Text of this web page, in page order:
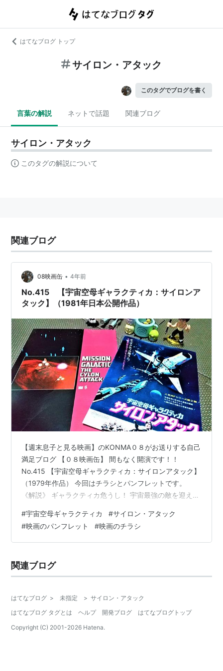
はてなブログ トップ
サイロン・アタック
このタグでブログを書く
言葉の解説 ネットで話題 関連ブログ
サイロン・アタック
このタグの解説について
関連ブログ
08映画缶 • 4年前
No.415 【宇宙空母ギャラクティカ：サイロンア
タック】（1981年日本公開作品）
【週末息子と見る映画】のKONMA０８がお送りする自己
満足ブログ 【０８映画缶】 間もなく開演です！！
No.415 【宇宙空母ギャラクティカ：サイロンアタック】
（1979年作品） 今回はチラシとパンフレットです。
《解説》 ギャラクティカ危うし！ 宇宙最強の敵を迎えて
はあるか！ 広大な宇宙の果て――１千年に及ぶ人類と機
械人間サイロン帝国との戦争の結果、人間に残されたの
は宇宙空母ギャラクティカを中心とした宇宙コンボイ軍
う先祖を同じくする水色の惑星《地球》に向かって旅立
った。だが彼らの前には再び…
#宇宙空母ギャラクティカ #サイロン・アタック
#映画のパンフレット #映画のチラシ
関連ブログ
はてなブログ > 未指定 > サイロン・アタック
はてなブログ タグとは
ヘルプ 開発ブログ
はてなブログトップ
Copyright (C) 2001-2026 Hatena.